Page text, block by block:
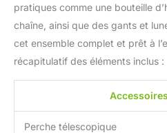
pratiques comme une bouteille
chaîne, ainsi que des gants et
cet ensemble complet et prêt à
récapitulatif des éléments inclus :
Perche télescopique